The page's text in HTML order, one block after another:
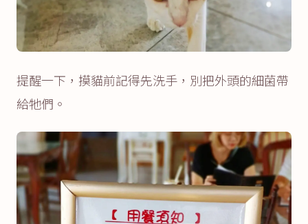
提醒一下，摸貓前記得先洗手，別把外頭的細菌帶
給牠們。